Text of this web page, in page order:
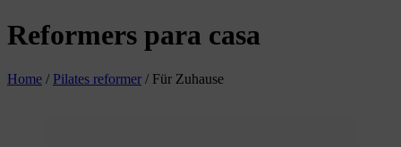
Reformers para casa
Home / Pilates reformer / Für Zuhause